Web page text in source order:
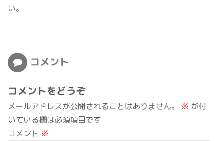
い。
コメント
コメントをどうぞ
メールアドレスが公開されることはありません。 ※ が付
いている欄は必須項目です
コメント ※